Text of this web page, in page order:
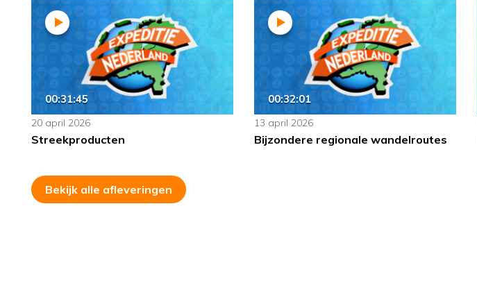
00:31:45
20 april 2026
Streekproducten
00:32:01
13 april 2026
Bijzondere regionale wandelroutes
Bekijk alle afleveringen